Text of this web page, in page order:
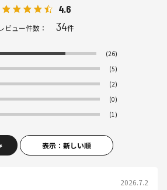
4.6
レビュー件数： 34件
(26)
(5)
(2)
(0)
(1)
表示：新しい順
2026.7.2